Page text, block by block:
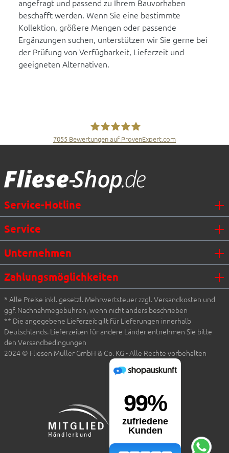
angefragt und passend zu Ihrem Bauvorhaben
beschafft werden. Wenn Sie eine bestimmte
Kollektion, größere Mengen oder passende
Ergänzungen suchen, unterstützen wir Sie gerne bei
der Prüfung von Verfügbarkeit, Lieferzeit und
geeigneten Alternativen.
7055 Bewertungen auf ProvenExpert.com
Service-Hotline
Service
Unternehmen
Zahlungsmöglichkeiten
* Alle Preise inkl. gesetzl. Mehrwertsteuer zzgl. Versandkosten und
ggf. Nachnahmegebühren, wenn nicht anders beschrieben
** Die angegebene Lieferzeit gilt für Lieferungen innerhalb
Deutschlands. Lieferzeiten für andere Länder entnehmen Sie bitte
den Versandbedingungen
2024 © Fliesen Müller GmbH & Co. KG - Alle Rechte vorbehalten